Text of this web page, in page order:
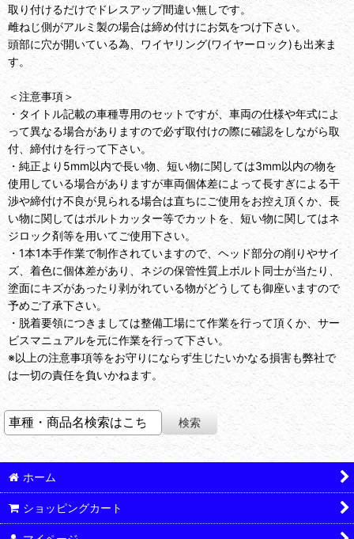
取り付けるだけでドレスアップ間違い無しです。
雌ねじ側がアルミ製の場合は締め付けにお気をつけ下さい。
頭部に穴が開いている為、ワイヤリング(ワイヤーロック)も出来ま
す。
＜注意事項＞
・タイトル記載の車種専用のセットですが、車両の仕様や年式によ
って異なる場合がありますので必ず取付けの際に確認をしながら取
付、締付けを行って下さい。
・純正より5mm以内で長い物、短い物に関しては3mm以内の物を
使用している場合がありますが車両個体差によって長すぎによる干
渉や締付け不良が見られる場合は直ちにご使用をお控え頂くか、長
い物に関してはボルトカッター等でカットを、短い物に関してはネ
ジロック剤等を用いてご使用下さい。
・1本1本手作業で制作されていますので、ヘッド部分の削りやサイ
ズ、着色に個体差があり、ネジの保管性質上ボルト同士が当たり、
塗面にキズがあったり剥がれている物がどうしても御座いますので
予めご了承下さい。
・脱着要領につきましては整備工場にて作業を行って頂くか、サー
ビスマニュアルを元に作業を行って下さい。
※以上の注意事項等をお守りにならず生じたいかなる損害も弊社で
は一切の責任を負いかねます。
ホーム
ショッピングカート